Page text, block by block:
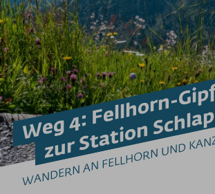
Wandern mit Kinderwagen
Wandern mit Hund
Tipps zum Wandern
Bergschulen & Bergführer
KLETTERSTEIGE
2-Länder-Sport-Klettersteig
Hindelanger Klettersteig
Kanzelwand-Erlebnis-Klettersteig
Mindelheimer Klettersteig
Tipps zum Klettersteig-Gehen
GLEITSCHIRMFLIEGEN
Weg 4: Fellhorn-
zur Station
WANDERN AN FELLHORN UND